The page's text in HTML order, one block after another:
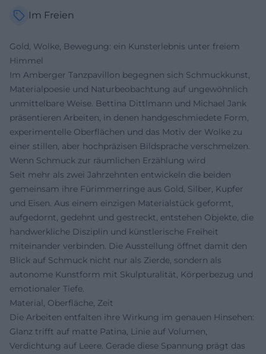
Im Freien
Gold, Wolke, Bewegung: ein Kunsterlebnis unter freiem
Himmel
Im Amberger Tanzpavillon begegnen sich Schmuckkunst,
Materialpoesie und Naturbeobachtung auf ungewöhnlich
unmittelbare Weise. Bettina Dittlmann und Michael Jank
präsentieren Arbeiten, in denen handgeschmiedete Form,
experimentelle Oberflächen und das Motiv der Wolke zu
einer stillen, aber hochpräzisen Bildsprache verschmelzen.
Wenn Schmuck zur räumlichen Erzählung wird
Seit mehr als zwei Jahrzehnten entwickeln die beiden
gemeinsam ihre Fürimmerringe aus Gold, Silber, Kupfer
und Eisen. Aus einem einzigen Materialstück geformt,
aufgedornt, gedehnt und gestreckt, entstehen Objekte, die
handwerkliche Disziplin und künstlerische Freiheit
miteinander verbinden. Die Ausstellung öffnet damit den
Blick auf Schmuck nicht nur als Zierde, sondern als
autonome Kunstform mit Skulpturalität, Körperbezug und
emotionaler Tiefe.
Material, Oberfläche, Zeit
Die Arbeiten entfalten ihre Wirkung im genauen Hinsehen:
Glanz trifft auf matte Patina, Linie auf Volumen,
Verdichtung auf Leere. Gerade diese Spannung prägt das